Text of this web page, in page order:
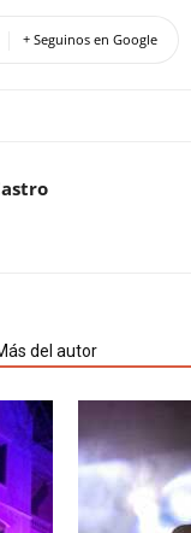
+ Seguinos en Google
del autor